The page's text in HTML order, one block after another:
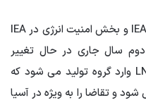
Kewuke Sadamouri ، مدیر بخش IEA و بخش امنیت انرژی در IEA
دوم سال جاری در حال تغییر
است.” موج جدیدی از پروژه های LNG وارد گروه تولید می شود که
و تقاضا را به ویژه در آسیا